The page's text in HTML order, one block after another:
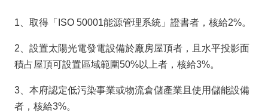
1、取得「ISO 50001能源管理系統」證書者，核給2%。
2、設置太陽光電發電設備於廠房屋頂者，且水平投影面
積占屋頂可設置區域範圍50%以上者，核給3%。
3、本府認定低污染事業或物流倉儲產業且使用儲能設備
者，核給3%。